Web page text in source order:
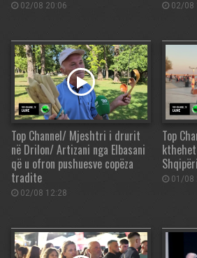
02/08 20:06 02/08
Top Channel/ Mjeshtri i drurit
në Drilon/ Artizani nga Elbasani
që u ofron pushuesve copëza
tradite
02/08 12:28
Top
01/08